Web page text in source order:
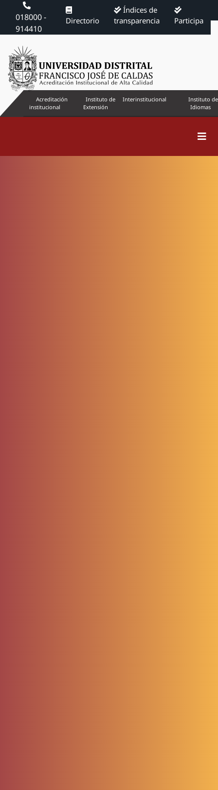
018000 -
914410
Directorio
Índices de
transparencia
Participa
Acreditación
institucional
Instituto de
Extensión
Interinstitucional
Instituto de
Idiomas